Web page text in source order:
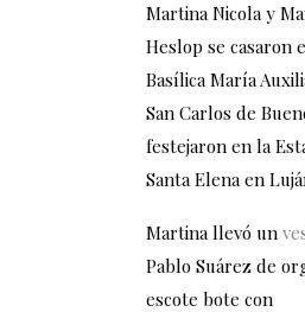
Martina Nicola y
Heslop se casaron
Basílica María
San Carlos de
festejaron en la
Santa Elena en
Martina llevó un
Pablo Suárez de
escote bote con